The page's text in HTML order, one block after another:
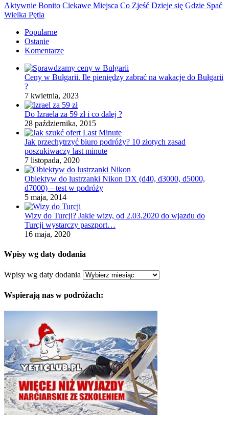
Aktywnie Bonito Ciekawe Miejsca Co Zjeść Dzieje się Gdzie Spać
Wielka Pętla
Popularne
Ostanie
Komentarze
Ceny w Bułgarii. Ile pieniędzy zabrać na wakacje do Bułgarii
?
7 kwietnia, 2023
Do Izraela za 59 zł i co dalej ?
28 października, 2015
Jak przechytrzyć biuro podróży? 10 złotych zasad
poszukiwaczy last minute
7 listopada, 2020
Obiektyw do lustrzanki Nikon DX (d40, d3000, d5000,
d7000) – test w podróży
5 maja, 2014
Wizy do Turcji? Jakie wizy, od 2.03.2020 do wjazdu do
Turcji wystarczy paszport…
16 maja, 2020
Wpisy wg daty dodania
Wpisy wg daty dodania
Wspierają nas w podróżach: